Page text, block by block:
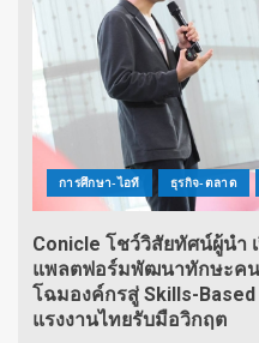
การศึกษา-ไอที ธุรกิจ-ตลาด
Conicle โชว์วิสัยทัศน์ผู้นำ
แพลตฟอร์มพัฒนาทักษะค
โฉมองค์กรสู่ Skills-
แรงงานไทยรับมือวิกฤต